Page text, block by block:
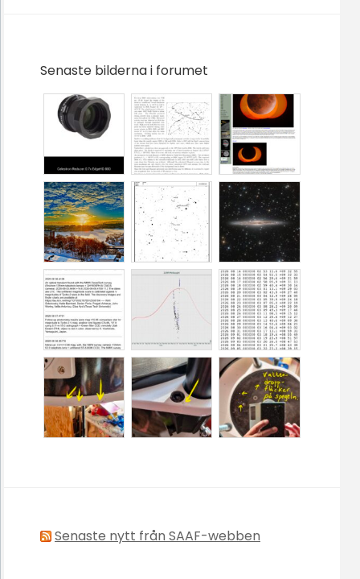
Senaste bilderna i forumet
Senaste nytt från SAAF-webben